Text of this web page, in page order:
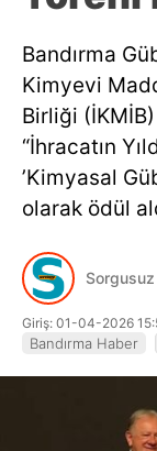
EKONOMİ
SPOR
MAGAZİN
EĞİTİM
Bandırma
Kimyevi
Birliği
“İhracatın
’Kimyasal
olarak ödül
Giriş: 01-04-2026
Bandırma Haber